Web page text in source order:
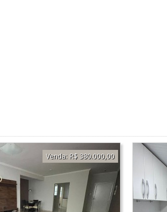
Venda: R$ 380.000,00